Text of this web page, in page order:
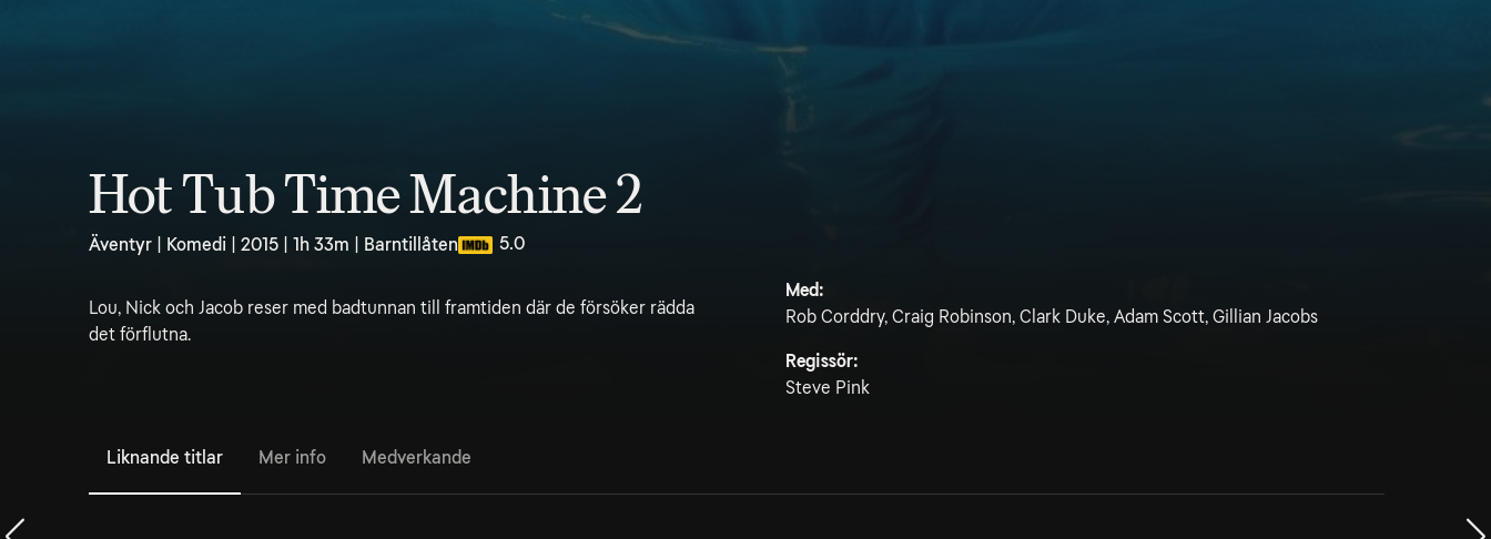
Hot Tub Time Machine 2
Äventyr | Komedi | 2015 | 1h 33m | Barntillåten 5.0
Lou, Nick och Jacob reser med badtunnan till framtiden där de försöker rädda
det förflutna.
Med:
Rob Corddry, Craig Robinson, Clark Duke, Adam Scott, Gillian Jacobs
Regissör:
Steve Pink
Liknande titlar Mer info Medverkande